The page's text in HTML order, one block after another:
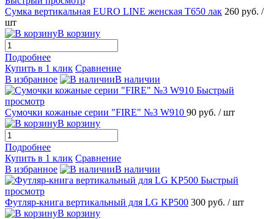
Сумка вертикальная EURO LINE женская T650 лак 260 руб. /
шт
В корзину
Подробнее
Купить в 1 клик Сравнение
В избранное
В наличии
Быстрый
просмотр
Сумочки кожаные серии "FIRE" №3 W910 90 руб. / шт
В корзину
Подробнее
Купить в 1 клик Сравнение
В избранное
В наличии
Быстрый
просмотр
Футляр-книга вертикальный для LG KP500 300 руб. / шт
В корзину